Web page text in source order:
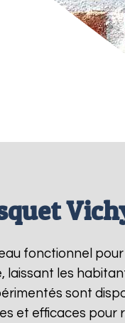
fonctionnel
les
sont
et efficaces pour